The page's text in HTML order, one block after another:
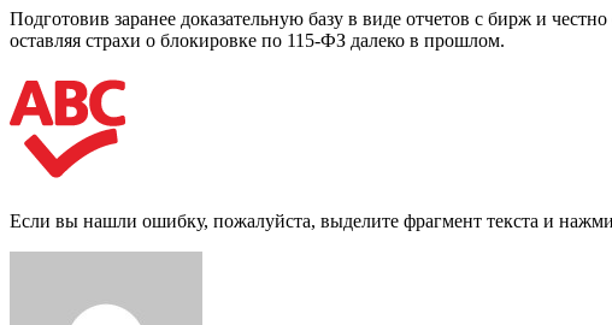
Подготовив заранее доказательную базу в виде отчетов с бирж и
оставляя страхи о блокировке по 115-ФЗ далеко в прошлом.
Если вы нашли ошибку, пожалуйста, выделите фрагмент текста и